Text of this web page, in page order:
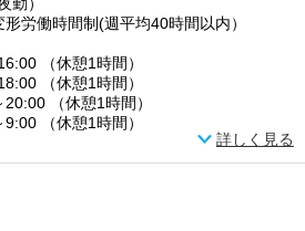
労働時間制(週平均40時間以内）
（休憩1時間）
（休憩1時間）
20:00 （休憩1時間）
9:00 （休憩1時間）
詳しく見る